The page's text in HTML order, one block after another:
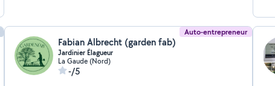
Auto-entrepreneur
Fabian Albrecht (garden fab)
Jardinier Élagueur
La Gaude (Nord)
-/5